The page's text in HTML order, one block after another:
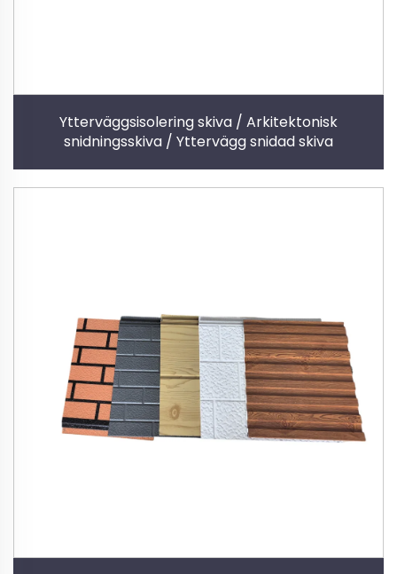
Ytterväggsisolering skiva / Arkitektonisk
snidningsskiva / Yttervägg snidad skiva